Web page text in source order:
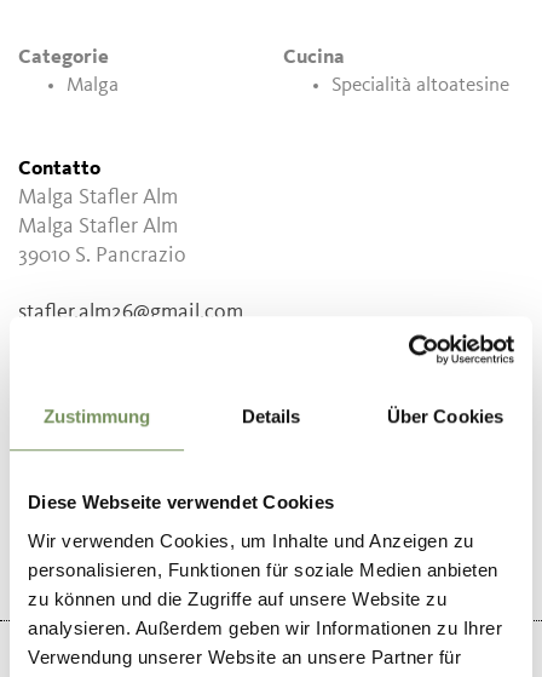
Zustimmung Details Über Cookies
Diese Webseite verwendet Cookies
Wir verwenden Cookies, um Inhalte und Anzeigen zu
personalisieren, Funktionen für soziale Medien anbieten
zu können und die Zugriffe auf unsere Website zu
analysieren. Außerdem geben wir Informationen zu Ihrer
Verwendung unserer Website an unsere Partner für
Categorie
Malga
Cucina
Specialità altoatesine
Contatto
Malga Stafler Alm
Malga Stafler Alm
39010 S. Pancrazio
stafler.alm26@gmail.com
IL CONTENUTO VI È STATO UTILE?